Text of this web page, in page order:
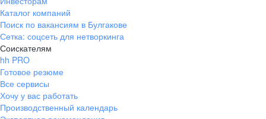
Каталог компаний
Поиск по вакансиям в Булгакове
Сетка: соцсеть для нетворкинга
Соискателям
hh PRO
Готовое резюме
Все сервисы
Хочу у вас работать
Производственный календарь